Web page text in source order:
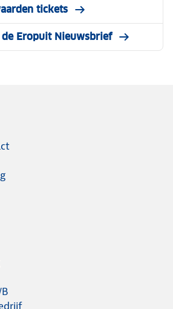
tickets
Eropuit Nieuwsbrief